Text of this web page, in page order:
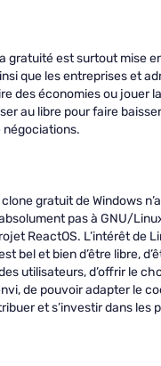
gratuité est surtout mise
que les entreprises et
des économies ou jouer
au libre pour faire
négociations.
gratuit de Windows
pas à GNU/
ReactOS. L’intérêt de
bel et bien d’être libre,
utilisateurs, d’offrir le
de pouvoir adapter le
et s’investir dans les